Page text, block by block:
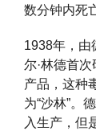
数分钟内死
1938年，由
尔·林德首
产品，这种
为“沙林”。
入生产，但